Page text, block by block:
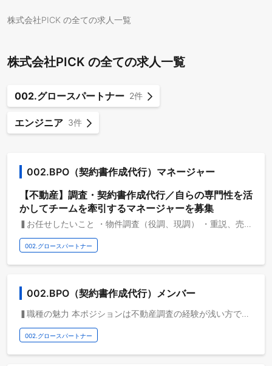
株式会社PICK の全ての求人一覧
株式会社PICK の全ての求人一覧
002.グロースパートナー 2件
エンジニア 3件
002.BPO（契約書作成代行）マネージャー
【不動産】調査・契約書作成代行／自らの専門性を活
かしてチームを牽引するマネージャーを募集
❚お任せしたいこと ・物件調査（役調、現調） ・重説、売契の作成 ・物件報告書や重説、売契の検品 ・既契約企業に対してのCS活動 ・新入社員への育成、教育プログラムの実施 ・業務生産性改善の企画、実行 ・(ご希望に応じて）企業向けの不動産調査研修の講師 ＜変更範囲＞ 会社が指定する業務 ❚職種の魅力 トップクラスの案件数を背景に、どこにでも通用する高い専門性とマネジメントスキルを同時に磨ける環境にあります。 専門性を極める： 豊富な実例を通じて物件調査スキルを網羅的に高められるだけでなく、重要事項説明書（重説）や売買契約書（売契）の作成スキルまで一気通貫でマスターできます。 マネジメント・教育に挑む： 急成長中の組織だからこそ、調査・検品チームのマネジメントや、新入社員向けのオンボーディングプログラムの企画・実行といった「人を育てる・組織を動かす」経験が早期に積めます。 DXを推進する： 従来のやり方に固執せず、AIや最新システムを導入した業務フローの改善・仕組み化にもコアメンバーとして携わっていただけます。 さらに、ご希望や適性に応じて「企業向け不動産調査研修の講師」に挑戦することも可能です。プレイヤーとしてのスキルアップにとどまらず、組織づくりやDX、そして業界へのナレッジ共有まで、あなたのキャリアの可能性を最大限に広げられるポジションです。 ❚選考フロー 1次面接：部門責任者or人事責任者 最終面接：役員 ※最終面接前にリファレンスチェックがあります。 ※フローは適宜変更になる可能性があります。
002.グロースパートナー
002.BPO（契約書作成代行）メンバー
❚職種の魅力 本ポジションは不動産調査の経験が浅い方でも、社内研修プログラムと圧倒的な調査実務経験により、短期間で不動産の専門知識を吸収することが可能です。 そのまま不動産調査のプロとして活躍頂くこともできますし、重要事項説明書、売買契約書作成 の作成や、調査経験を多く積むことで研修講師として社外のお客様への研修提案も可能です。 国家資格である宅地建物取引主任者の免許獲得への挑戦も支援。その他会社内で別の職種も多く存在するため、適性や意向があればキャリアチェンジも目指せる若手ビジネスパーソンにおすすめのポジションです。 ❚事業の魅力 私たちは「不動産取引を快適に、オープンに」というMISSIONを掲げ、業界のクリティカルな課題解決に挑む企業です。 不動産業界では、契約準備に関して営業マンの約30%の時間が契約準備に取られている現実があります。かつ全業種の中でも4番目に人材不足に陥っているといわれており「DX化が必要だ」という声は実に98.4%を超えています。 この業界課題に対し、多くのIT系プレイヤーは集客、内見等の部分のDX化を提案していますが、私たちは本質はそこではなく「契約」業務にあると考えています。 私たちのメイン事業である電子契約サービス「PICKFORM」はすでに業界を牽引するエンタープライズ企業にも利用をしていただいており、DX化の側面からその業界課題の解決支援に挑んでいます。 さらには、現場の声を聞く中で、そもそもの「物件調査」「重説・契約書」自体に課題を感じている企業も多いことがわかっています。「作成が追いつかない」「調査・作成に不安を感じる」「専門性の高い商材で作成経験がない」のような、より具体性の高い課題にも、「契約書作成代行」サービスにより、実務的な面で不動産業界の支援を展開しています。 ❚働き方 リモートワークがメイン且つフレックスタイム制（10:00～14:00がコアタイム）のため、仕事と家庭のバランスをしっかりと保ちながら働くことが可能です。 ※物件調査のための外出はあり ❚選考フロー 1次面接：部門責任者 最終面接：代表取締役or部門管掌役員 ※最終面接は原則対面での実施となります ※フローは適宜変更になる可能性があります。
002.グロースパートナー